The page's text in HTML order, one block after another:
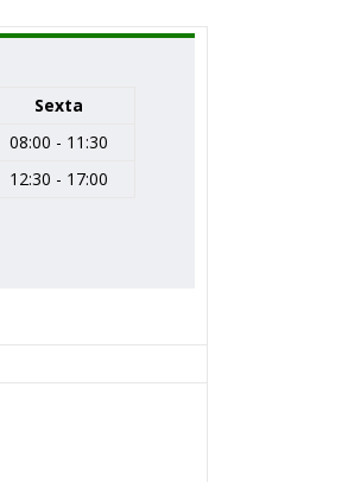
Sexta
08:00 - 11:30
12:30 - 17:00